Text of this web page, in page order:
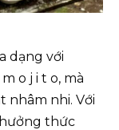
dạng với
o j i t o, mà
nhâm nhi. Với
thức